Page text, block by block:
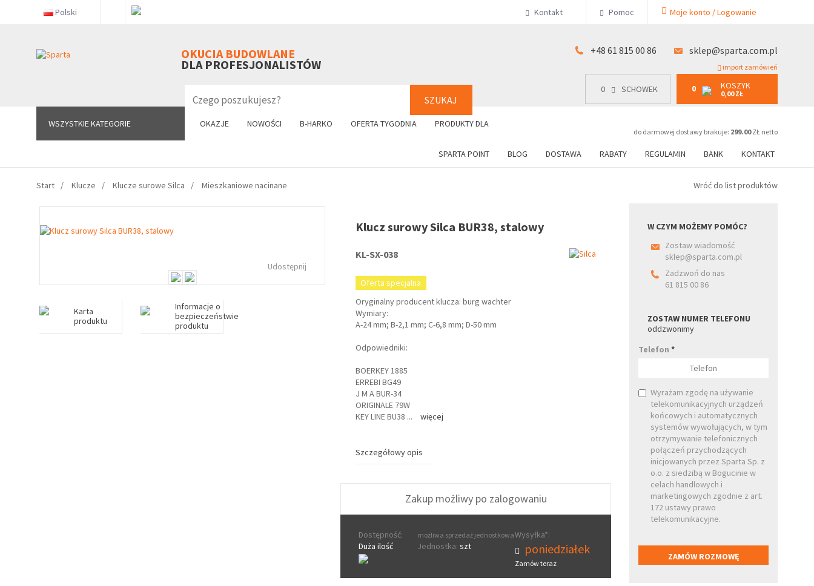
Polski Kontakt Pomoc Moje konto / Logowanie
OKUCIA BUDOWLANE
DLA PROFESJONALISTÓW
SZUKAJ
+48 61 815 00 86 sklep@sparta.com.pl
import zamówień
0 SCHOWEK 0 KOSZYK
0,00 ZŁ
do darmowej dostawy brakuje: 299.00ZŁ netto
WSZYSTKIE KATEGORIE OKAZJE NOWOŚCI B-HARKO OFERTA TYGODNIA PRODUKTY DLA
SPARTA POINT BLOG DOSTAWA RABATY REGULAMIN BANK KONTAKT
WSZYSTKIE KATEGORIE 0 SCHOWEK 0 KOSZYK
0,00 ZŁ
+48 61 815 00 86
Start Klucze Klucze surowe Silca Mieszkaniowe nacinane Wróć do list produktów
Udostępnij
Karta
produktu
Informacje o
bezpieczeństwie
produktu
Klucz surowy Silca BUR38, stalowy
KL-SX-038
Oferta specjalna
Oryginalny producent klucza: burg wachter
Wymiary:
A-24 mm; B-2,1 mm; C-6,8 mm; D-50 mm
Odpowiedniki:
BOERKEY 1885
ERREBI BG49
J M A BUR-34
ORIGINALE 79W
KEY LINE BU38 ... więcej
Szczegółowy opis
Zakup możliwy po zalogowaniu
Dostępność:
Duża ilość
możliwa sprzedaż jednostkowa
Jednostka: szt
Wysyłka*:
poniedziałek
Zamów teraz
W CZYM MOŻEMY POMÓC?
Zostaw wiadomość
sklep@sparta.com.pl
Zadzwoń do nas
61 815 00 86
ZOSTAW NUMER TELEFONU
oddzwonimy
Telefon*
Wyrażam zgodę na używanie
telekomunikacyjnych urządzeń
końcowych i automatycznych
systemów wywołujących, w tym
otrzymywanie telefonicznych
połączeń przychodzących
inicjowanych przez Sparta Sp. z
o.o. z siedzibą w Bogucinie w
celach handlowych i
marketingowych zgodnie z art.
172 ustawy prawo
telekomunikacyjne.